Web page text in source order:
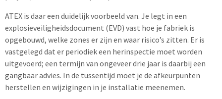
ATEX is daar een duidelijk voorbeeld van. Je legt in een
explosieveiligheidsdocument (EVD) vast hoe je fabriek is
opgebouwd, welke zones er zijn en waar risico’s zitten. Er is
vastgelegd dat er periodiek een herinspectie moet worden
uitgevoerd; een termijn van ongeveer drie jaar is daarbij een
gangbaar advies. In de tussentijd moet je de afkeurpunten
herstellen en wijzigingen in je installatie meenemen.